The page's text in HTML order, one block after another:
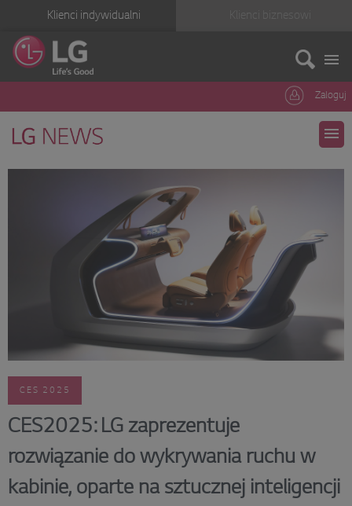
Klienci indywidualni
Zaloguj
CES 2025
CES2025: LG zaprezentuje
rozwiązanie do wykrywania ruchu w
kabinie, oparte na sztucznej inteligencji